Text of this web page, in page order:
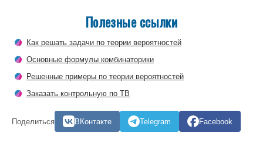
Полезные ссылки
Как решать задачи по теории вероятностей
Основные формулы комбинаторики
Решенные примеры по теории вероятностей
Заказать контрольную по ТВ
Поделиться ВКонтакте Telegram Facebook